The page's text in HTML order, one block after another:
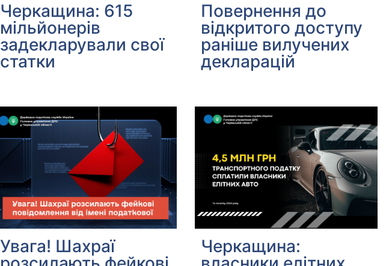
Черкащина: 615
мільйонерів
задекларували свої
статки
Повернення до
відкритого доступу
раніше вилучених
декларацій
Увага! Шахраї
Черкащина: